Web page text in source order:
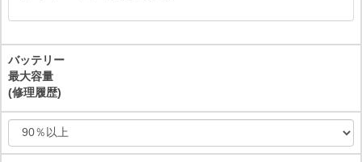
バッテリー
最大容量
(修理履歴)